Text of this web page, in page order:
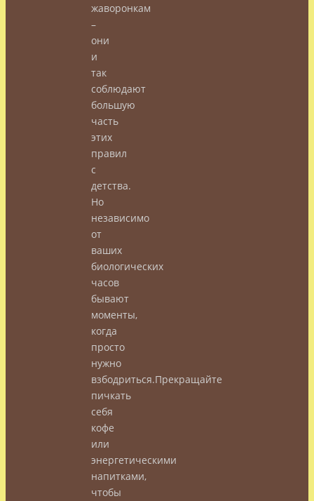
жаворонкам
–
они
и
так
соблюдают
большую
часть
этих
правил
с
детства.
Но
независимо
от
ваших
биологических
часов
бывают
моменты,
когда
просто
нужно
взбодриться.Прекращайте
пичкать
себя
кофе
или
энергетическими
напитками,
чтобы